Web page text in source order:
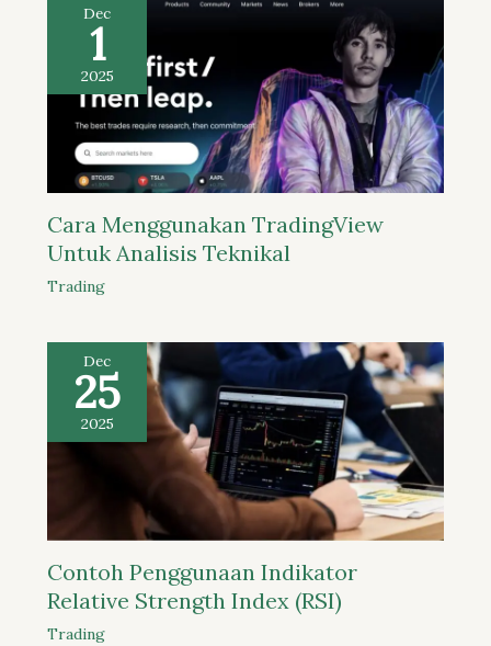
Dec
1
2025
Cara Menggunakan TradingView
Untuk Analisis Teknikal
Trading
Dec
25
2025
Contoh Penggunaan Indikator
Relative Strength Index (RSI)
Trading